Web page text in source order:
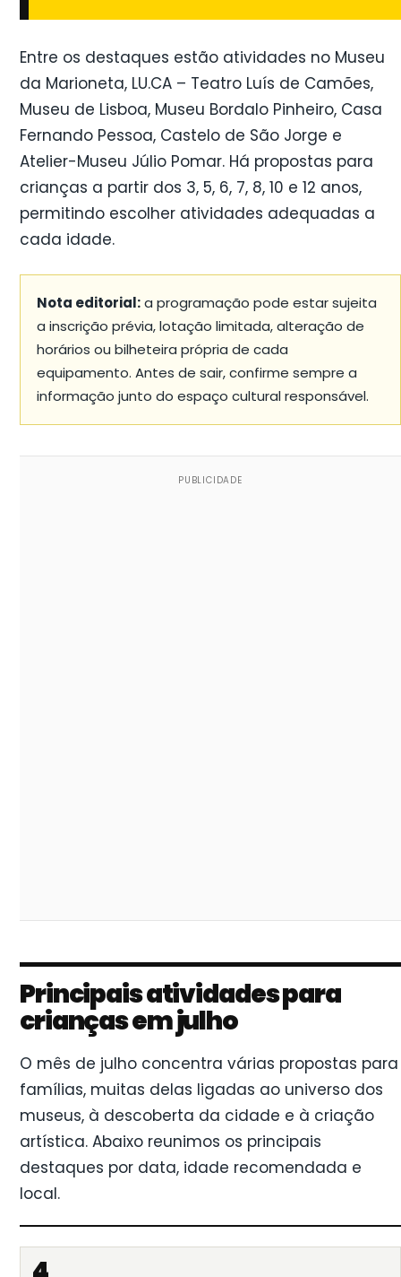
Entre os destaques estão atividades no Museu
da Marioneta, LU.CA – Teatro Luís de Camões,
Museu de Lisboa, Museu Bordalo Pinheiro, Casa
Fernando Pessoa, Castelo de São Jorge e
Atelier-Museu Júlio Pomar. Há propostas para
crianças a partir dos 3, 5, 6, 7, 8, 10 e 12 anos,
permitindo escolher atividades adequadas a
cada idade.
Nota editorial:a programação pode estar sujeita
a inscrição prévia, lotação limitada, alteração de
horários ou bilheteira própria de cada
equipamento. Antes de sair, confirme sempre a
informação junto do espaço cultural responsável.
PUBLICIDADE
Principais atividades para
crianças em julho
O mês de julho concentra várias propostas para
famílias, muitas delas ligadas ao universo dos
museus, à descoberta da cidade e à criação
artística. Abaixo reunimos os principais
destaques por data, idade recomendada e
local.